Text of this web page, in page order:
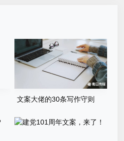
文案大佬的30条写作守则